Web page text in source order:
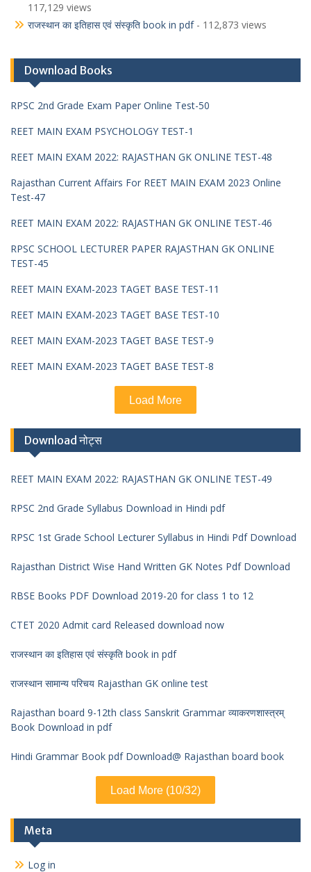
117,129 views
राजस्थान का इतिहास एवं संस्कृति book in pdf- 112,873 views
Download Books
RPSC 2nd Grade Exam Paper Online Test-50
REET MAIN EXAM PSYCHOLOGY TEST-1
REET MAIN EXAM 2022: RAJASTHAN GK ONLINE TEST-48
Rajasthan Current Affairs For REET MAIN EXAM 2023 Online
Test-47
REET MAIN EXAM 2022: RAJASTHAN GK ONLINE TEST-46
RPSC SCHOOL LECTURER PAPER RAJASTHAN GK ONLINE
TEST-45
REET MAIN EXAM-2023 TAGET BASE TEST-11
REET MAIN EXAM-2023 TAGET BASE TEST-10
REET MAIN EXAM-2023 TAGET BASE TEST-9
REET MAIN EXAM-2023 TAGET BASE TEST-8
Load More
Download नोट्स
REET MAIN EXAM 2022: RAJASTHAN GK ONLINE TEST-49
RPSC 2nd Grade Syllabus Download in Hindi pdf
RPSC 1st Grade School Lecturer Syllabus in Hindi Pdf Download
Rajasthan District Wise Hand Written GK Notes Pdf Download
RBSE Books PDF Download 2019-20 for class 1 to 12
CTET 2020 Admit card Released download now
राजस्थान का इतिहास एवं संस्कृति book in pdf
राजस्थान सामान्य परिचय Rajasthan GK online test
Rajasthan board 9-12th class Sanskrit Grammar व्याकरणशास्त्रम्
Book Download in pdf
Hindi Grammar Book pdf Download@ Rajasthan board book
Load More (10/32)
Meta
Log in